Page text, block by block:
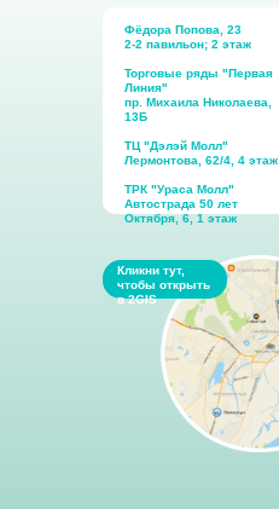
Фёдора Попова, 23
​2-2 павильон; 2 этаж
​Торговые ряды "Первая
Линия​"
пр. Михаила Николаева,
13Б
ТЦ "Дэлэй Молл​"
Лермонтова, 62/4, 4 этаж
​ТРК "Ураса Молл​"
Автострада 50 лет
Октября, 6, ​1 этаж
Кликни тут,
чтобы открыть
в 2GIS